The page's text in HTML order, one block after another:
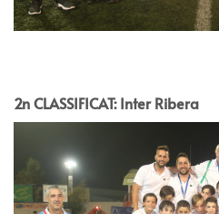
2n CLASSIFICAT: Inter Ribera